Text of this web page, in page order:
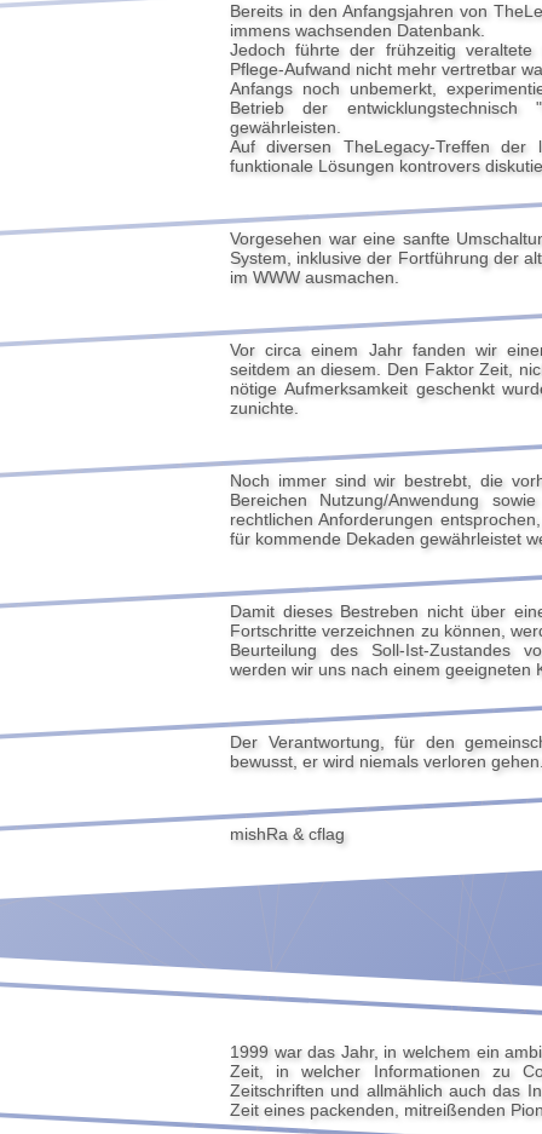
Bereits in den Anfangsjahren von
immens wachsenden Datenbank.
Jedoch führte der frühzeitig
Pflege-Aufwand nicht mehr vertretbar
Anfangs noch unbemerkt,
Betrieb der
gewährleisten.
Auf diversen TheLegacy-Treffen
funktionale Lösungen kontrovers
Vorgesehen war eine sanfte
System, inklusive der Fortführung der
im WWW ausmachen.
Vor circa einem Jahr fanden wir
seitdem an diesem. Den Faktor Zeit,
nötige Aufmerksamkeit geschenkt
zunichte.
Noch immer sind wir bestrebt, die
Bereichen Nutzung/Anwendung
rechtlichen Anforderungen
für kommende Dekaden gewährleistet
Damit dieses Bestreben nicht über
Fortschritte verzeichnen zu können,
Beurteilung des Soll-Ist-Zustandes
werden wir uns nach einem geeigneten
Der Verantwortung, für den
bewusst, er wird niemals verloren
mishRa & cflag
1999 war das Jahr, in welchem ein
Zeit, in welcher Informationen zu
Zeitschriften und allmählich auch das
Zeit eines packenden, mitreißenden